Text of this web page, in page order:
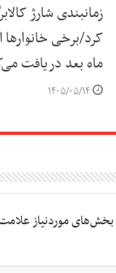
زمانبندی شارژ
کرد/برخی خانوارها
ماه بعد دریافت
۱۴۰۵/۰۵/۱۴
بخش‌های موردنیاز